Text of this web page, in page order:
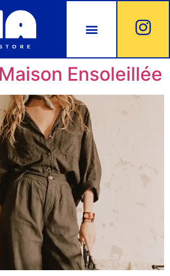
Ensoleillée